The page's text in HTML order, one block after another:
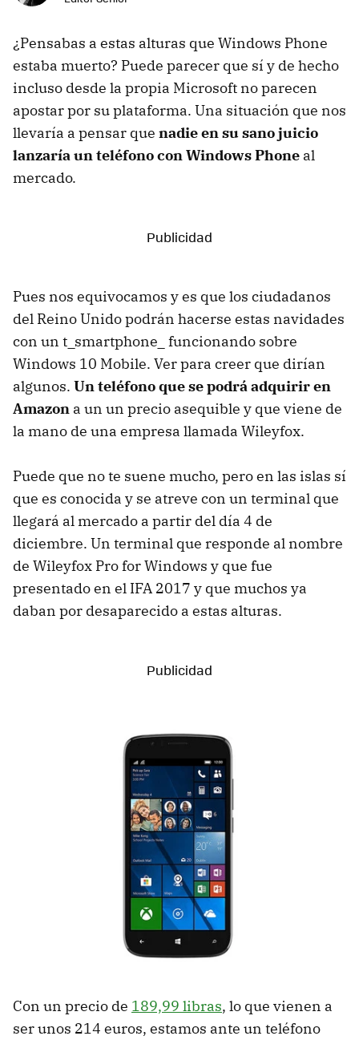
¿Pensabas a estas alturas que Windows Phone
estaba muerto? Puede parecer que sí y de hecho
incluso desde la propia Microsoft no parecen
apostar por su plataforma. Una situación que nos
llevaría a pensar que nadie en su sano juicio
lanzaría un teléfono con Windows Phone al
mercado.
Pues nos equivocamos y es que los ciudadanos
del Reino Unido podrán hacerse estas navidades
con un t_smartphone_ funcionando sobre
Windows 10 Mobile. Ver para creer que dirían
algunos. Un teléfono que se podrá adquirir en
Amazon a un un precio asequible y que viene de
la mano de una empresa llamada Wileyfox.
Puede que no te suene mucho, pero en las islas sí
que es conocida y se atreve con un terminal que
llegará al mercado a partir del día 4 de
diciembre. Un terminal que responde al nombre
de Wileyfox Pro for Windows y que fue
presentado en el IFA 2017 y que muchos ya
daban por desaparecido a estas alturas.
Con un precio de 189,99 libras, lo que vienen a
ser unos 214 euros, estamos ante un teléfono